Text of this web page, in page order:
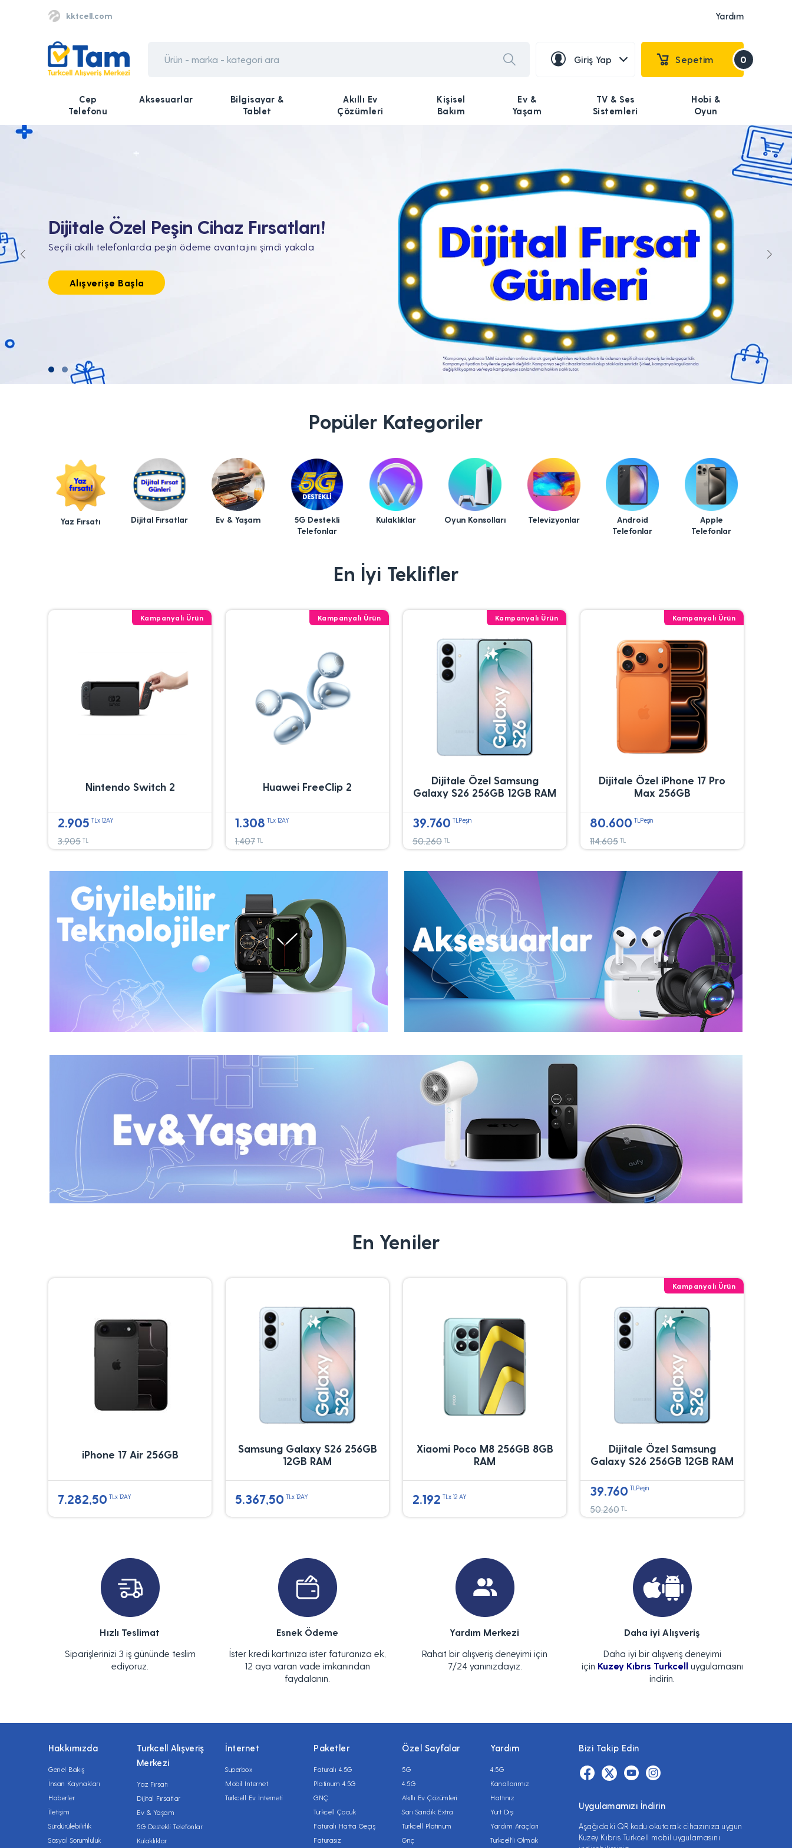
kktcell.com Yardım
Giriş Yap Sepetim 0
Cep
Telefonu
Aksesuarlar
Bilgisayar &
Tablet
Akıllı Ev
Çözümleri
Kişisel
Bakım
Ev &
Yaşam
TV & Ses
Sistemleri
Hobi &
Oyun
Tüm Teknolojik İhtiyaçların Tam'da
Popüler Kategoriler
Yaz Fırsatı Dijital Fırsatlar Ev & Yaşam
5G Destekli
Telefonlar
Kulaklıklar Oyun Konsolları Televizyonlar
Android
Telefonlar
Apple
Telefonlar
En İyi Teklifler
Kampanyalı Ürün
Nintendo Switch 2
2.905 TLx 12AY
3.905 TL
Kampanyalı Ürün
Huawei FreeClip 2
1.308 TLx 12AY
1.407 TL
Kampanyalı Ürün
Dijitale Özel Samsung
Galaxy S26 256GB 12GB RAM
39.760 TLPeşin
50.260 TL
Kampanyalı Ürün
Dijitale Özel iPhone 17 Pro
Max 256GB
80.600 TLPeşin
114.605 TL
En Yeniler
iPhone 17 Air 256GB
7.282,50 TLx 12AY
Samsung Galaxy S26 256GB
12GB RAM
5.367,50 TLx 12AY
Xiaomi Poco M8 256GB 8GB
RAM
2.192 TLx 12 AY
Kampanyalı Ürün
Dijitale Özel Samsung
Galaxy S26 256GB 12GB RAM
39.760 TLPeşin
50.260 TL
Hızlı Teslimat
Siparişlerinizi 3 iş gününde teslim
ediyoruz.
Esnek Ödeme
İster kredi kartınıza ister faturanıza ek,
12 aya varan vade imkanından
faydalanın.
Yardım Merkezi
Rahat bir alışveriş deneyimi için
7/24 yanınızdayız.
Daha iyi Alışveriş
Daha iyi bir alışveriş deneyimi
için Kuzey Kıbrıs Turkcell uygulamasını
indirin.
Hakkımızda
Genel Bakış
İnsan Kaynakları
Haberler
İletişim
Sürdürülebilirlik
Sosyal Sorumluluk
Turkcell Alışveriş
Merkezi
Yaz Fırsatı
Dijital Fırsatlar
Ev & Yaşam
5G Destekli Telefonlar
Kulaklıklar
İnternet
Superbox
Mobil İnternet
Turkcell Ev İnterneti
Paketler
Faturalı 4.5G
Platinum 4.5G
GNÇ
Turkcell Çocuk
Faturalı Hatta Geçiş
Faturasız
Özel Sayfalar
5G
4.5G
Akıllı Ev Çözümleri
Sarı Sandık Extra
Turkcell Platinum
Gnç
Yardım
4.5G
Kanallarımız
Hattınız
Yurt Dışı
Yardım Araçları
Turkcell'li Olmak
Bizi Takip Edin
Uygulamamızı İndirin
Aşağıdaki QR kodu okutarak cihazınıza uygun
Kuzey Kıbrıs Turkcell mobil uygulamasını